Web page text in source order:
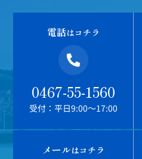
電話はコチラ
0467-55-1560
受付：平日9:00～17:00
メールはコチラ